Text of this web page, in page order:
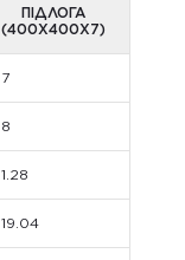
ПІДЛОГА
(400Х400Х7)
7
8
1.28
19.04